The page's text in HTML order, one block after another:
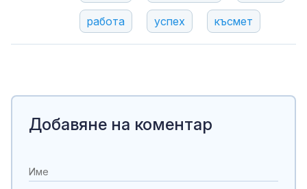
работа успех късмет
Добавяне на коментар